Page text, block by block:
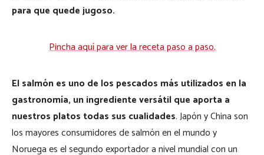
para que quede jugoso.
Pincha aquí para ver la receta paso a paso.
El salmón es uno de los pescados más utilizados en la
gastronomía, un ingrediente versátil que aporta a
nuestros platos todas sus cualidades. Japón y China son
los mayores consumidores de salmón en el mundo y
Noruega es el segundo exportador a nivel mundial con un